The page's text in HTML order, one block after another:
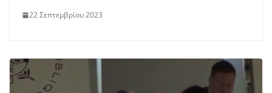
22 Σεπτεμβρίου 2023